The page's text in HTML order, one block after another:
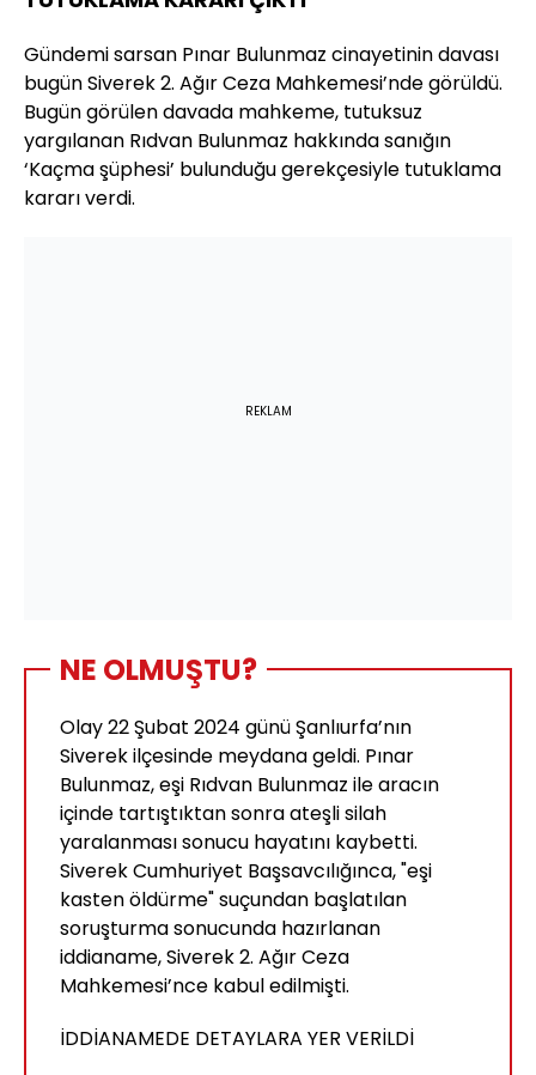
Gündemi sarsan Pınar Bulunmaz cinayetinin davası
bugün Siverek 2. Ağır Ceza Mahkemesi’nde görüldü.
Bugün görülen davada mahkeme, tutuksuz
yargılanan Rıdvan Bulunmaz hakkında sanığın
‘Kaçma şüphesi’ bulunduğu gerekçesiyle tutuklama
kararı verdi.
REKLAM
NE OLMUŞTU?
Olay 22 Şubat 2024 günü Şanlıurfa’nın
Siverek ilçesinde meydana geldi. Pınar
Bulunmaz, eşi Rıdvan Bulunmaz ile aracın
içinde tartıştıktan sonra ateşli silah
yaralanması sonucu hayatını kaybetti.
Siverek Cumhuriyet Başsavcılığınca, "eşi
kasten öldürme" suçundan başlatılan
soruşturma sonucunda hazırlanan
iddianame, Siverek 2. Ağır Ceza
Mahkemesi’nce kabul edilmişti.
İDDİANAMEDE DETAYLARA YER VERİLDİ